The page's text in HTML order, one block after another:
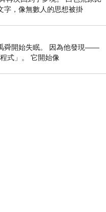
字，像無數人的思想被掛
舜開始失眠。 因為他發現——
式」。 它開始像